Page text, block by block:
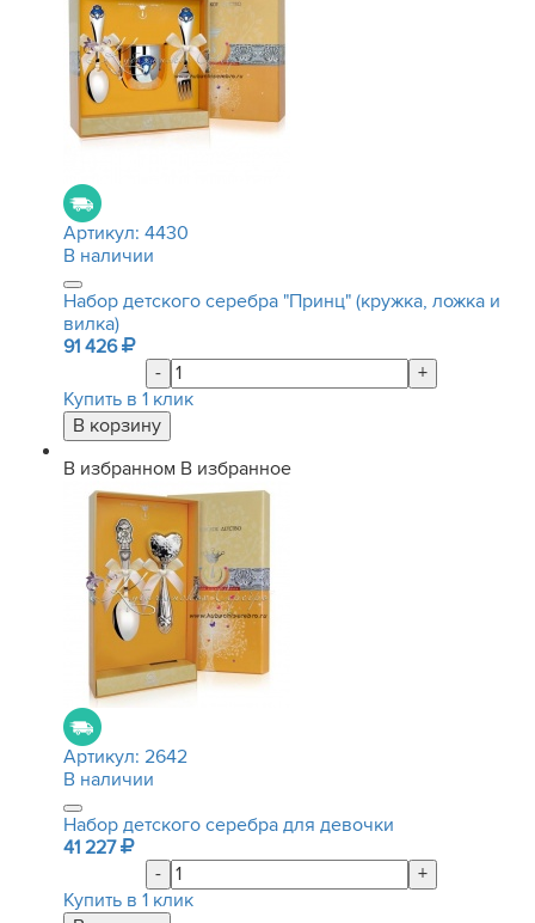
Артикул: 4430
В наличии
Набор детского серебра "Принц" (кружка, ложка и
вилка)
91 426
-
+
Купить в 1 клик
В избранном В избранное
Артикул: 2642
В наличии
Набор детского серебра для девочки
41 227
-
+
Купить в 1 клик